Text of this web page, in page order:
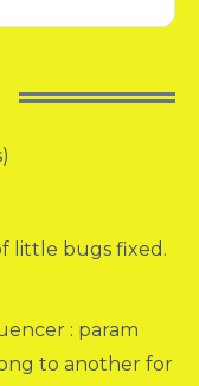
little bugs fixed.
: param
to another for